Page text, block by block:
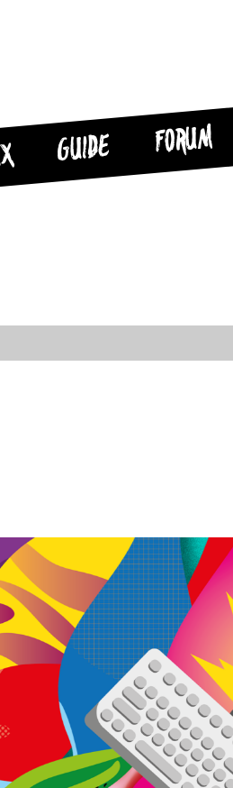
GUIDE FORUM